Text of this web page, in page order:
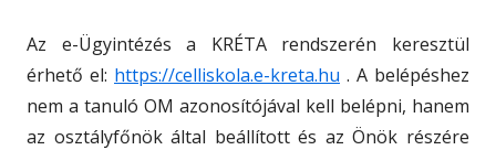
Az e-Ügyintézés a KRÉTA rendszerén keresztül
érhető el: https://celliskola.e-kreta.hu . A belépéshez
nem a tanuló OM azonosítójával kell belépni, hanem
az osztályfőnök által beállított és az Önök részére